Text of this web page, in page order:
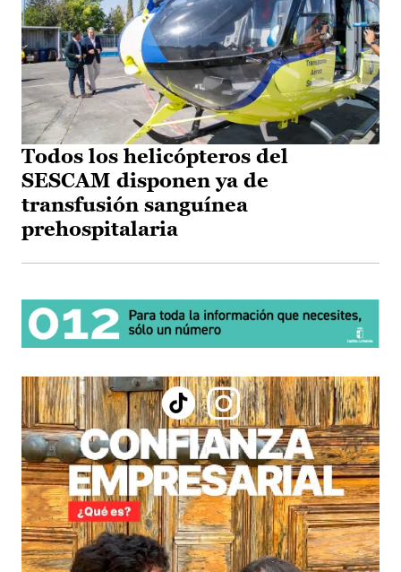
Todos los helicópteros del
SESCAM disponen ya de
transfusión sanguínea
prehospitalaria